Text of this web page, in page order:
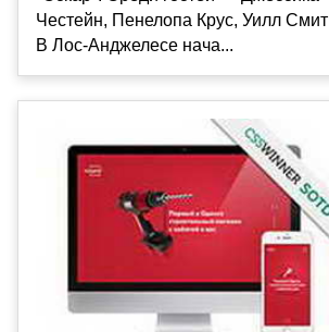
Честейн, Пенелопа Крус, Уилл Смит
В Лос-Анджелесе нача...